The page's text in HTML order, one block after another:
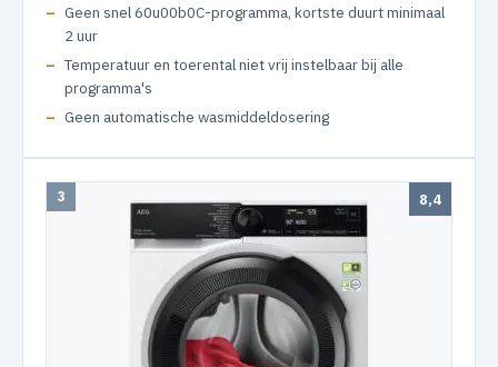
Geen snel 60u00b0C-programma, kortste duurt minimaal
2 uur
Temperatuur en toerental niet vrij instelbaar bij alle
programma's
Geen automatische wasmiddeldosering
3 8,4